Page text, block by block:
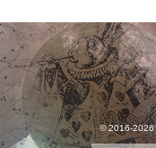
© 2016-2026